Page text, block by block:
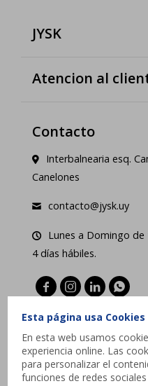
Esta página usa Cookies
En esta web usamos
experiencia online. Las
para personalizar el
funciones de redes
JYSK
Atencion al
Contacto
Interbalnearia esq.
Canelones
contacto@jysk.uy
Lunes a Domingo de
4 días hábiles.
   